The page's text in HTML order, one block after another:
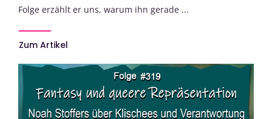
Folge erzählt er uns, warum ihn gerade ...
Zum Artikel